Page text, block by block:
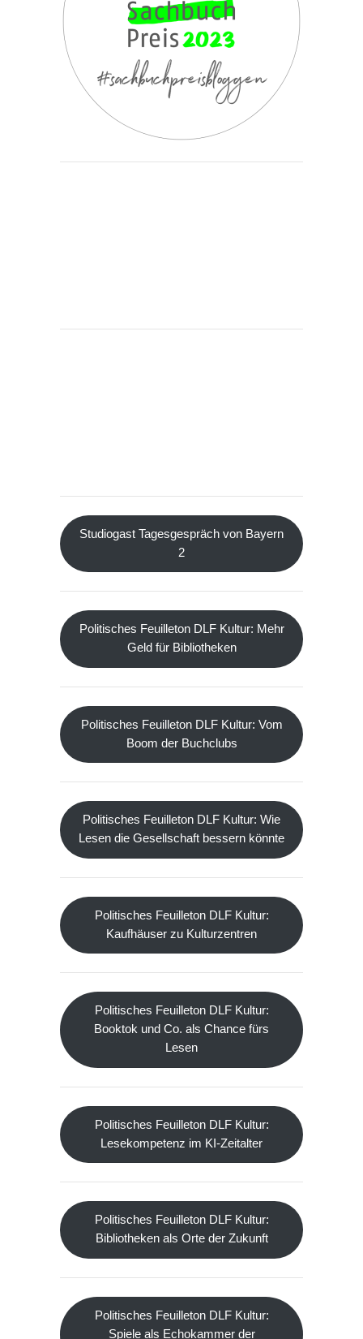
Studiogast Tagesgespräch von Bayern
2
Politisches Feuilleton DLF Kultur: Mehr
Geld für Bibliotheken
Politisches Feuilleton DLF Kultur: Vom
Boom der Buchclubs
Politisches Feuilleton DLF Kultur: Wie
Lesen die Gesellschaft bessern könnte
Politisches Feuilleton DLF Kultur:
Kaufhäuser zu Kulturzentren
Politisches Feuilleton DLF Kultur:
Booktok und Co. als Chance fürs
Lesen
Politisches Feuilleton DLF Kultur:
Lesekompetenz im KI-Zeitalter
Politisches Feuilleton DLF Kultur:
Bibliotheken als Orte der Zukunft
Politisches Feuilleton DLF Kultur:
Spiele als Echokammer der